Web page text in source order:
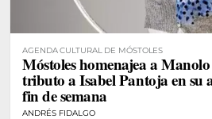
AGENDA CULTURAL DE MÓSTOLES
Móstoles homenajea a
tributo a Isabel Pantoja en su
fin de semana
ANDRÉS FIDALGO